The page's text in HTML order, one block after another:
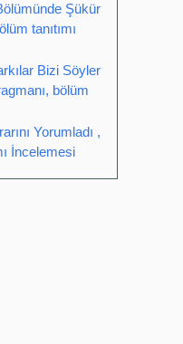
Şükür
tanıtımı
Bizi Söyler
bölüm
Yorumladı ,
İncelemesi